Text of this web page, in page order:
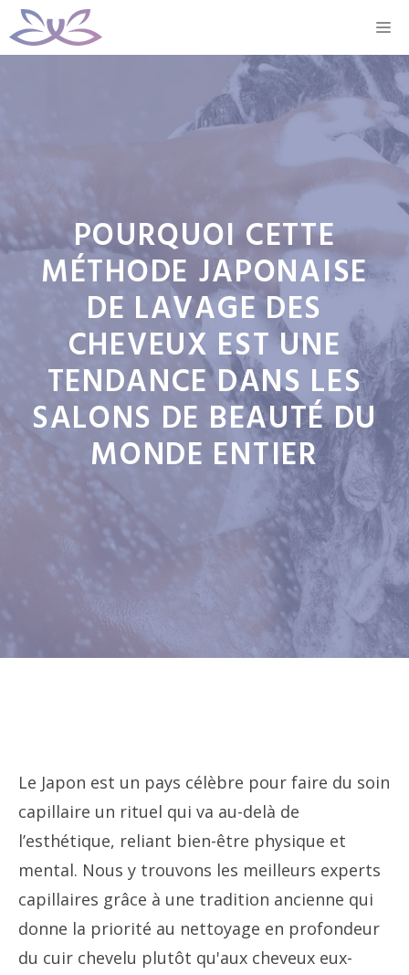
Aller
au
POURQUOI CETTE
MÉTHODE JAPONAISE
DE LAVAGE DES
CHEVEUX EST UNE
TENDANCE DANS LES
SALONS DE BEAUTÉ DU
MONDE ENTIER
Le Japon est un pays célèbre pour faire du soin
capillaire un rituel qui va au-delà de
l’esthétique, reliant bien-être physique et
mental. Nous y trouvons les meilleurs experts
capillaires grâce à une tradition ancienne qui
donne la priorité au nettoyage en profondeur
du cuir chevelu plutôt qu'aux cheveux eux-